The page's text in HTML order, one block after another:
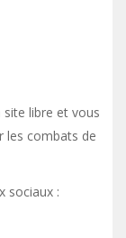
libre et vous y
les combats de
sociaux :